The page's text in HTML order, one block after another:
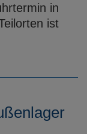
in
ist